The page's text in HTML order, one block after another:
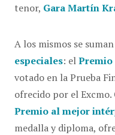
tenor, Gara Martín
A los mismos se
especiales: el
votado en la Prueba
ofrecido por el Excmo.
Premio al mejor
medalla y diploma,